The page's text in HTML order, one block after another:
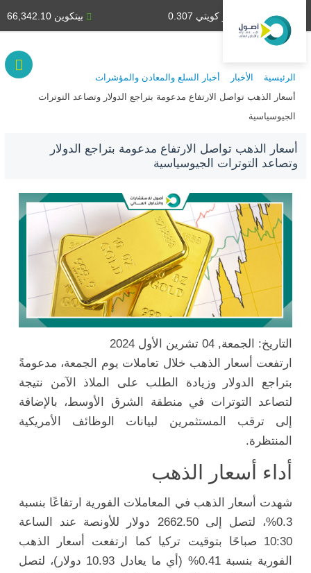
بيتكوين 66,342.10 دينار كويتي 0.307
الرئيسية الأخبار
أخبار السلع والمعادن والمؤشرات
أسعار الذهب تواصل الارتفاع مدعومة بتراجع الدولار وتصاعد التوترات
الجيوسياسية
أسعار الذهب تواصل الارتفاع مدعومة بتراجع الدولار
وتصاعد التوترات الجيوسياسية
التاريخ: الجمعة, 04 تشرين الأول 2024
ارتفعت أسعار الذهب خلال تعاملات يوم الجمعة، مدعومةً
بتراجع الدولار وزيادة الطلب على الملاذ الآمن نتيجة
لتصاعد التوترات في منطقة الشرق الأوسط، بالإضافة
إلى ترقب المستثمرين لبيانات الوظائف الأمريكية
المنتظرة.
أداء أسعار الذهب
شهدت أسعار الذهب في المعاملات الفورية ارتفاعًا بنسبة
0.3%، لتصل إلى 2662.50 دولار للأونصة عند الساعة
10:30 صباحًا بتوقيت تركيا كما ارتفعت أسعار الذهب
الفورية بنسبة 0.41% (أي ما يعادل 10.93 دولار)، لتصل